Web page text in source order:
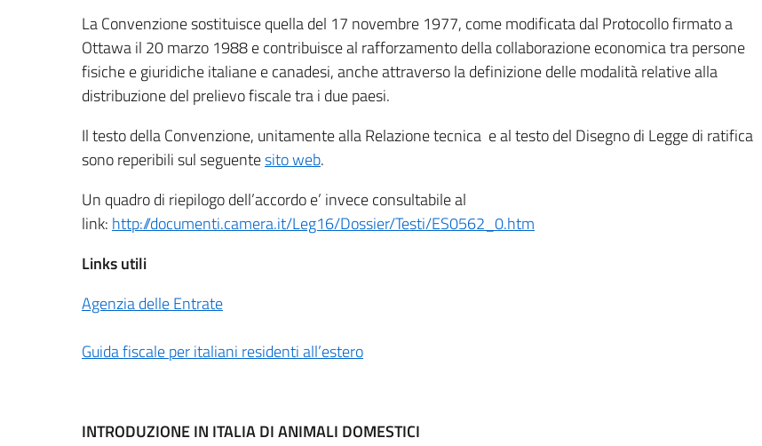
La Convenzione sostituisce quella del 17 novembre 1977, come modificata dal Protocollo firmato a
Ottawa il 20 marzo 1988 e contribuisce al rafforzamento della collaborazione economica tra persone
fisiche e giuridiche italiane e canadesi, anche attraverso la definizione delle modalità relative alla
distribuzione del prelievo fiscale tra i due paesi.
Il testo della Convenzione, unitamente alla Relazione tecnica e al testo del Disegno di Legge di ratifica
sono reperibili sul seguentesito web.
Un quadro di riepilogo dell’accordo e’ invece consultabile al
link: http://documenti.camera.it/Leg16/Dossier/Testi/ES0562_0.htm
Links utili
Agenzia delle Entrate
Guida fiscale per italiani residenti all’estero
INTRODUZIONE IN ITALIA DI ANIMALI DOMESTICI